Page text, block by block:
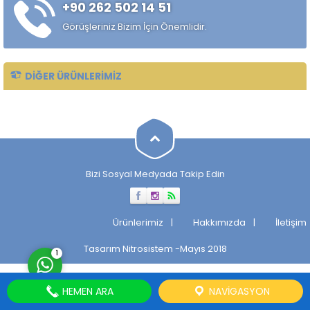
Taşlanmış mil, makinelerin
verimli ve sorunsuz
çalışmasını sağlayan önemli
bir parçadır. Taşlanmış Milin
Tarihçesi...
+90 262 502 14 51
Görüşleriniz Bizim İçin Önemlidir.
DIĞER ÜRÜNLERIMIZ
Bizi Sosyal Medyada Takip Edin
Ürünlerimiz Hakkımızda
İletişim
Tasarım Nitrosistem -Mayıs 2018
Cevap Yaz
1
HEMEN ARA NAVIGASYON